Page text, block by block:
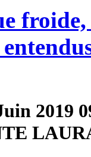
froide,
2019